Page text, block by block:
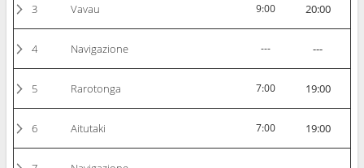
3 Vavau 9:00 20:00
4 Navigazione --- ---
5 Rarotonga 7:00 19:00
6 Aitutaki 7:00 19:00